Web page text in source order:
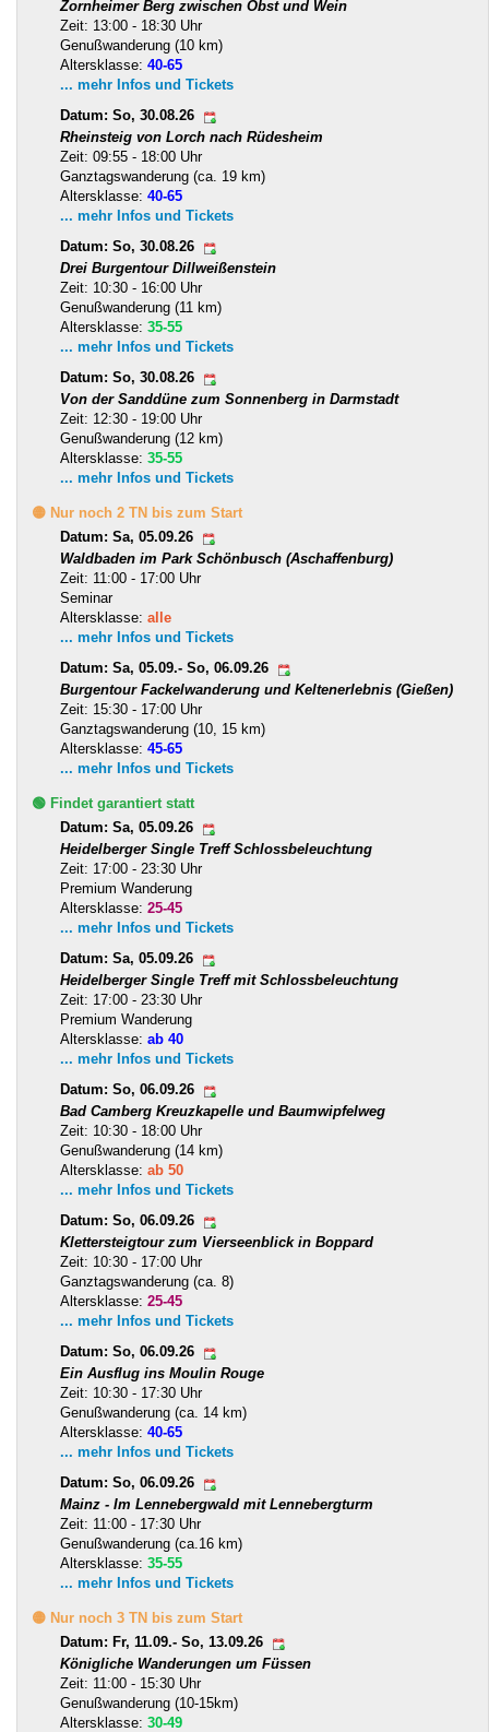
Zornheimer Berg zwischen Obst und Wein
Zeit: 13:00 - 18:30 Uhr
Genußwanderung (10 km)
Altersklasse: 40-65
... mehr Infos und Tickets
Datum: So, 30.08.26
Rheinsteig von Lorch nach Rüdesheim
Zeit: 09:55 - 18:00 Uhr
Ganztagswanderung (ca. 19 km)
Altersklasse: 40-65
... mehr Infos und Tickets
Datum: So, 30.08.26
Drei Burgentour Dillweißenstein
Zeit: 10:30 - 16:00 Uhr
Genußwanderung (11 km)
Altersklasse: 35-55
... mehr Infos und Tickets
Datum: So, 30.08.26
Von der Sanddüne zum Sonnenberg in Darmstadt
Zeit: 12:30 - 19:00 Uhr
Genußwanderung (12 km)
Altersklasse: 35-55
... mehr Infos und Tickets
🟡 Nur noch 2 TN bis zum Start
Datum: Sa, 05.09.26
Waldbaden im Park Schönbusch (Aschaffenburg)
Zeit: 11:00 - 17:00 Uhr
Seminar
Altersklasse: alle
... mehr Infos und Tickets
Datum: Sa, 05.09.- So, 06.09.26
Burgentour Fackelwanderung und Keltenerlebnis (Gießen)
Zeit: 15:30 - 17:00 Uhr
Ganztagswanderung (10, 15 km)
Altersklasse: 45-65
... mehr Infos und Tickets
🟢 Findet garantiert statt
Datum: Sa, 05.09.26
Heidelberger Single Treff Schlossbeleuchtung
Zeit: 17:00 - 23:30 Uhr
Premium Wanderung
Altersklasse: 25-45
... mehr Infos und Tickets
Datum: Sa, 05.09.26
Heidelberger Single Treff mit Schlossbeleuchtung
Zeit: 17:00 - 23:30 Uhr
Premium Wanderung
Altersklasse: ab 40
... mehr Infos und Tickets
Datum: So, 06.09.26
Bad Camberg Kreuzkapelle und Baumwipfelweg
Zeit: 10:30 - 18:00 Uhr
Genußwanderung (14 km)
Altersklasse: ab 50
... mehr Infos und Tickets
Datum: So, 06.09.26
Klettersteigtour zum Vierseenblick in Boppard
Zeit: 10:30 - 17:00 Uhr
Ganztagswanderung (ca. 8)
Altersklasse: 25-45
... mehr Infos und Tickets
Datum: So, 06.09.26
Ein Ausflug ins Moulin Rouge
Zeit: 10:30 - 17:30 Uhr
Genußwanderung (ca. 14 km)
Altersklasse: 40-65
... mehr Infos und Tickets
Datum: So, 06.09.26
Mainz - Im Lennebergwald mit Lennebergturm
Zeit: 11:00 - 17:30 Uhr
Genußwanderung (ca.16 km)
Altersklasse: 35-55
... mehr Infos und Tickets
🟡 Nur noch 3 TN bis zum Start
Datum: Fr, 11.09.- So, 13.09.26
Königliche Wanderungen um Füssen
Zeit: 11:00 - 15:30 Uhr
Genußwanderung (10-15km)
Altersklasse: 30-49